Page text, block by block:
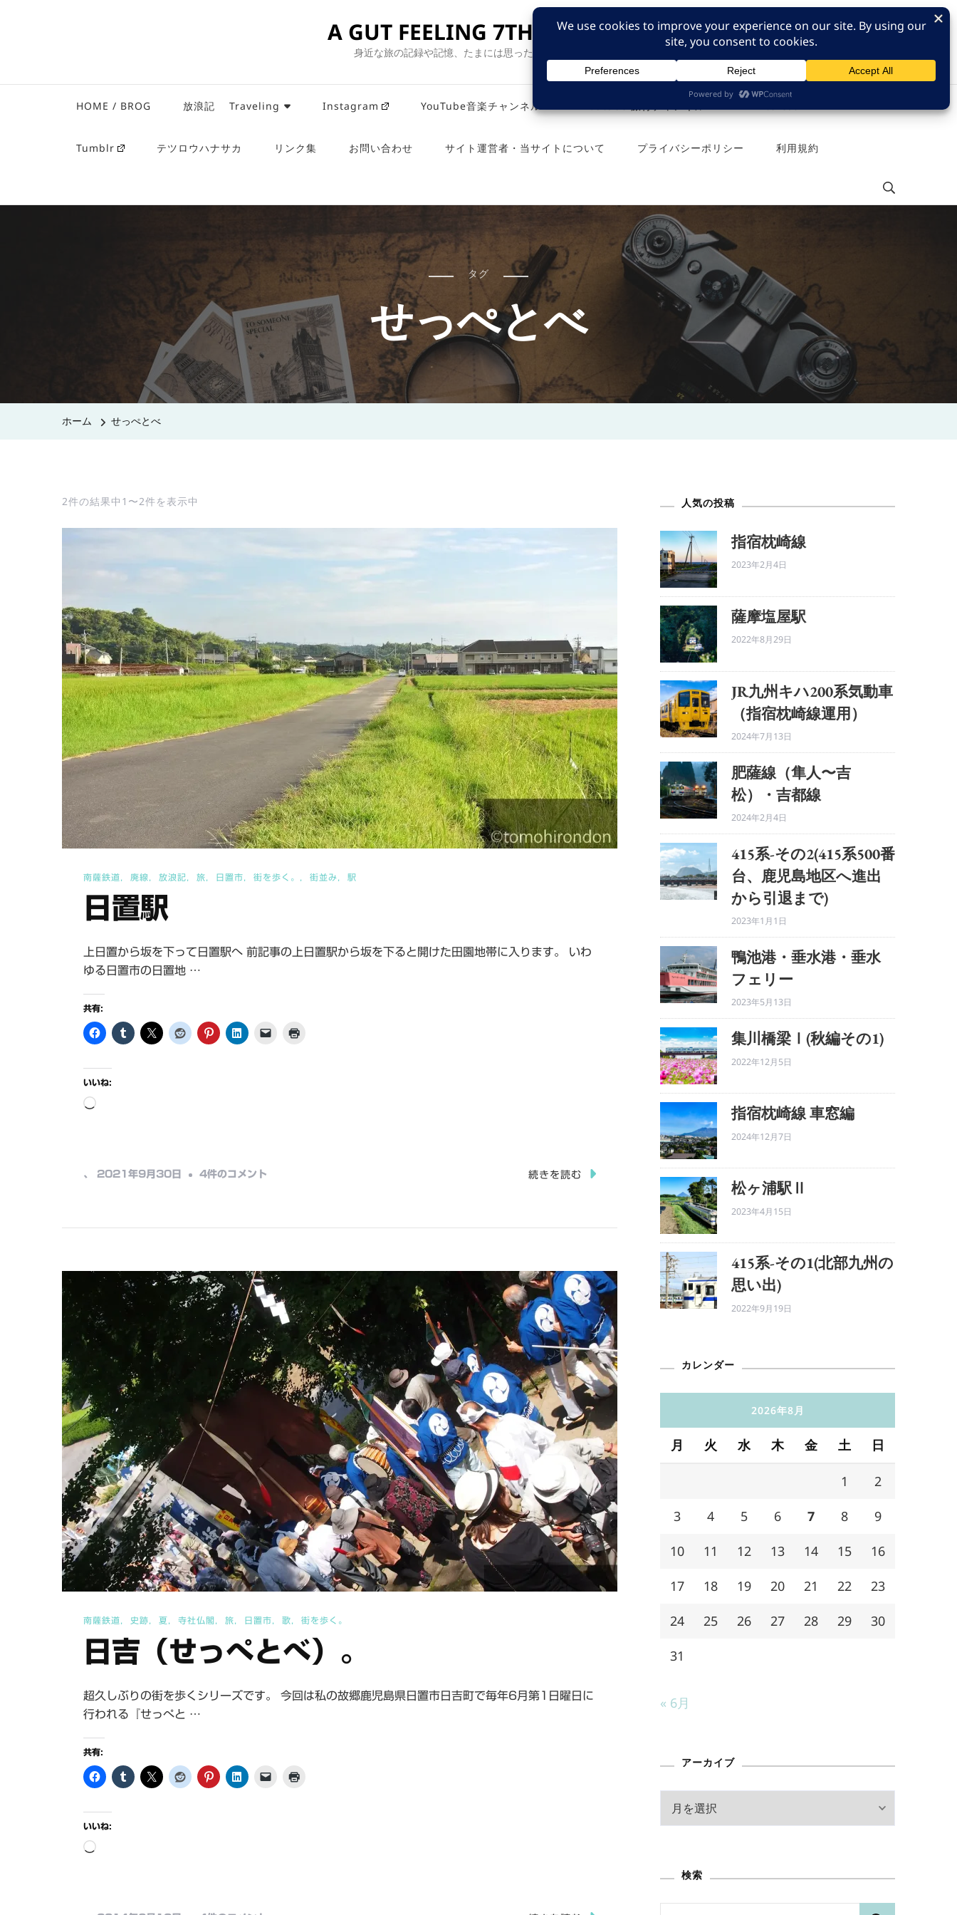
A GUT FEELING 7TH EDITION
身近な旅の記録や記憶、たまには思ったことも残そう。
HOME / BROG 放浪記 Traveling Instagram YouTube音楽チャンネル
Tumblr テツロウハナサカ リンク集 お問い合わせ サイト運営者・当サイトについて プライバシーポリシー 利用規約
タグ
せっぺとべ
ホーム せっぺとべ
2件の結果中1〜2件を表示中
南薩鉄道 廃線 放浪記 旅 日置市 街を歩く。 街並み 駅
日置駅
上日置から坂を下って日置駅へ 前記事の上日置駅から坂を下ると開けた田園地帯に入ります。 いわ
ゆる日置市の日置地 …
共有:
いいね:
読
中…
、 2021年9月30日 日
4件のコメント 続きを読む
南薩鉄道 史跡 夏 寺社仏閣 旅 日置市 歌 街を歩く。
日吉（せっぺとべ）。
超久しぶりの街を歩くシリーズです。 今回は私の故郷鹿児島県日置市日吉町で毎年6月第1日曜日に
行われる『せっぺと …
共有:
いいね:
読
人気の投稿
指宿枕崎線
2023年2月4日
薩摩塩屋駅
2022年8月29日
JR九州キハ200系気動車
（指宿枕崎線運用）
2024年7月13日
肥薩線（隼人〜吉
松）・吉都線
2024年2月4日
415系-その2(415系500番
台、鹿児島地区へ進出
から引退まで)
2023年1月1日
鴨池港・垂水港・垂水
フェリー
2023年5月13日
集川橋梁Ⅰ(秋編その1)
2022年12月5日
指宿枕崎線 車窓編
2024年12月7日
松ヶ浦駅Ⅱ
2023年4月15日
415系-その1(北部九州の
思い出)
2022年9月19日
カレンダー
2026年8月
月 火 水 木 金 土 日
1 2
3 4 5 6 7 8 9
10 11 12 13 14 15 16
17 18 19 20 21 22 23
24 25 26 27 28 29 30
31
« 6月
アーカイブ
ブ
検索